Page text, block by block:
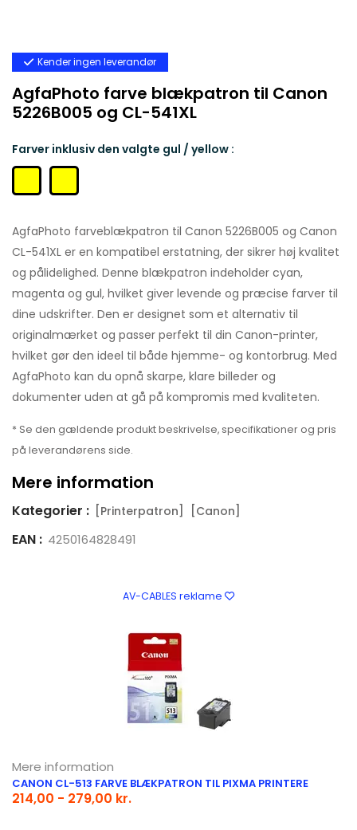
Kender ingen leverandør
AgfaPhoto farve blækpatron til Canon
5226B005 og CL-541XL
Farver inklusiv den valgte gul / yellow :
AgfaPhoto farveblækpatron til Canon 5226B005 og Canon
CL-541XL er en kompatibel erstatning, der sikrer høj kvalitet
og pålidelighed. Denne blækpatron indeholder cyan,
magenta og gul, hvilket giver levende og præcise farver til
dine udskrifter. Den er designet som et alternativ til
originalmærket og passer perfekt til din Canon-printer,
hvilket gør den ideel til både hjemme- og kontorbrug. Med
AgfaPhoto kan du opnå skarpe, klare billeder og
dokumenter uden at gå på kompromis med kvaliteten.
* Se den gældende produkt beskrivelse, specifikationer og pris
på leverandørens side.
Mere information
Kategorier : [Printerpatron] [Canon]
EAN : 4250164828491
AV-CABLES reklame
Mere information
CANON CL-513 FARVE BLÆKPATRON TIL PIXMA PRINTERE
214,00 - 279,00 kr.